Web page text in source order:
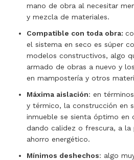
mano de obra al necesitar
y mezcla de materiales.
Compatible con toda obra:
el sistema en seco es súper
modelos constructivos, algo
armado de obras a nuevo y
en mampostería y otros
Máxima aislación: en
y térmico, la construcción en
inmueble se sienta óptimo en
dando calidez o frescura, a
ahorro energético.
Mínimos deshechos: algo